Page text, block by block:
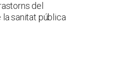
del
sanitat pública